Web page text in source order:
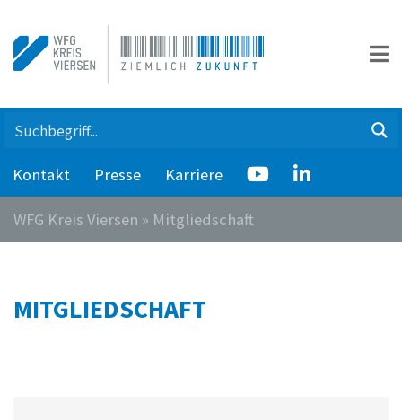
Kontakt Presse Karriere
WFG Kreis Viersen » Mitgliedschaft
MITGLIEDSCHAFT